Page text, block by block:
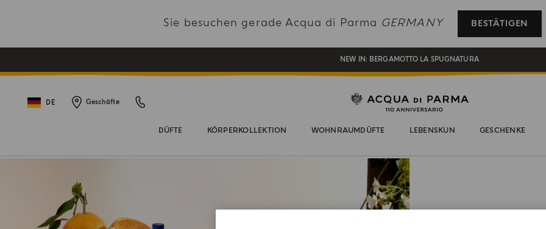
Sie besuchen gerade Acqua di Parma GERMANY BESTÄTIGEN
REGISTRIEREN SIE SICH UND GENIESSEN SIE EINE WELT VOLLER VORTEILE
EIN GESCHENK FÜR SIE AUF ALLE BESTELLUNGEN ÜBER 180€
NEW IN: BERGAMOTTO LA SPUGNATURA
DE Geschäfte
DÜFTE KÖRPERKOLLEKTION WOHNRAUMDÜFTE LEBENSKUN GESCHENKE